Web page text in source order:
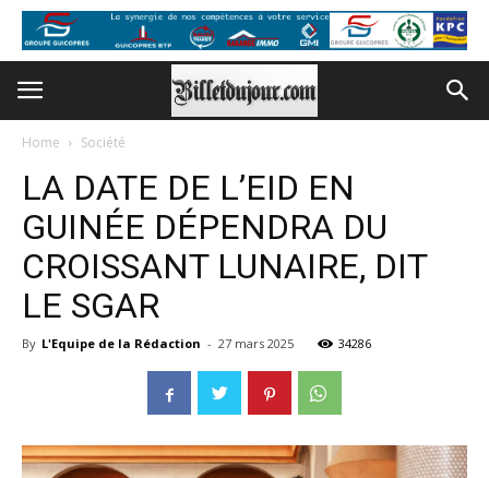
Home Société
LA DATE DE L’EID EN
GUINÉE DÉPENDRA DU
CROISSANT LUNAIRE, DIT
LE SGAR
By L'Equipe de la Rédaction - 27 mars 2025 34286